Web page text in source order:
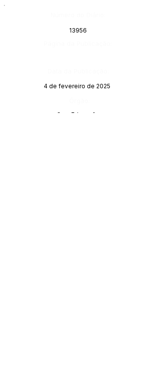
13956
4 de fevereiro de 2025
Sec. Educação